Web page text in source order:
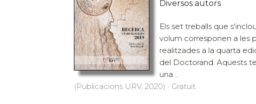
Diversos autors
Els set treballs que
volum corresponen a les
realitzades a la quarta
del Doctorand. Aquests
una...
(Publicacions URV, 2020) · Gratuït